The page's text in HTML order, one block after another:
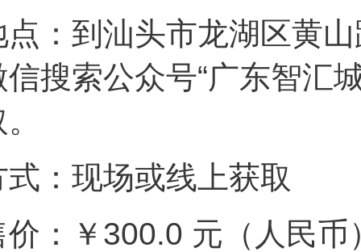
点：到汕头市龙湖区黄
信搜索公众号“广东智汇
式：现场或线上获取
价：￥300.0 元（人民币